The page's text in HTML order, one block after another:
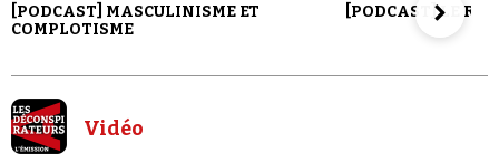
[PODCAST] MASCULINISME ET
COMPLOTISME
[PODCAST] LE
Vidéo